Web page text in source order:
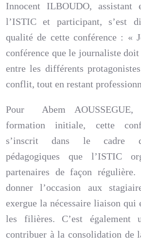
Innocent ILBOUDO, assistant
l’ISTIC et participant, s’est
qualité de cette conférence : «
conférence que le journaliste
entre les différents
conflit, tout en restant
Pour Abem
formation initiale, cette
s’inscrit dans le cadre
pédagogiques que l’ISTIC
partenaires de façon
donner l’occasion aux
exergue la nécessaire liaison qui
les filières. C’est également
contribuer à la consolidation de